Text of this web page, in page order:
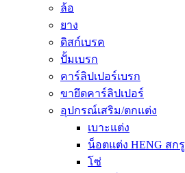
ล้อ
ยาง
ดิสก์เบรค
ปั้มเบรก
คาร์ลิปเปอร์เบรก
ขายึดคาร์ลิปเปอร์
อุปกรณ์เสริม/ตกแต่ง
เบาะแต่ง
น็อตแต่ง HENG สกรู
โซ่